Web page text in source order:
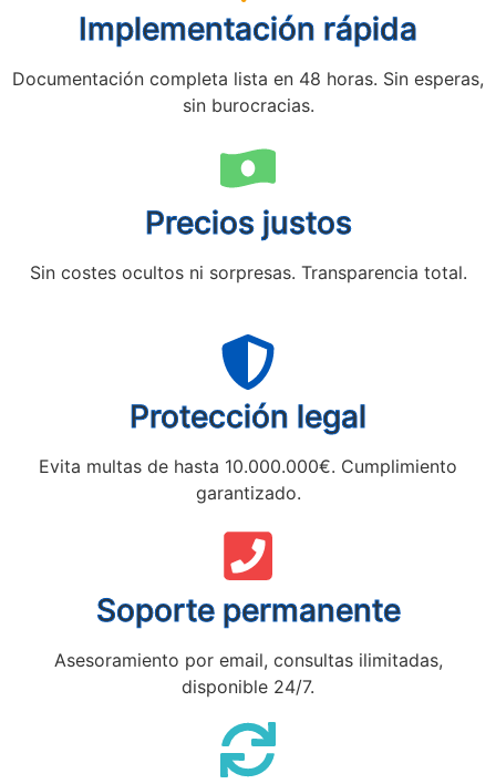
Implementación rápida
Documentación completa lista en 48 horas. Sin esperas,
sin burocracias.
Precios justos
Sin costes ocultos ni sorpresas. Transparencia total.
Protección legal
Evita multas de hasta 10.000.000€. Cumplimiento
garantizado.
Soporte permanente
Asesoramiento por email, consultas ilimitadas,
disponible 24/7.